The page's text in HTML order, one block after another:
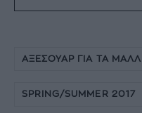
ΑΞΕΣΟΥΑΡ ΓΙΑ ΤΑ
SPRING/SUMMER 2017